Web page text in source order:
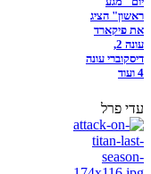
ראשון" הציג
את פיקארד
עונה 2,
דיסקוברי עונה
4 ועוד
עדי פרל